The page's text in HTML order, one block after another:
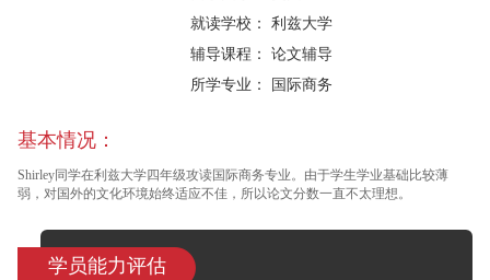
就读学校：
利兹大学
辅导课程：
论文辅导
所学专业：
国际商务
基本情况：
Shirley同学在利兹大学四年级攻读国际商务专业。由于学生学业基础比较薄
弱，对国外的文化环境始终适应不佳，所以论文分数一直不太理想。
学员能力评估